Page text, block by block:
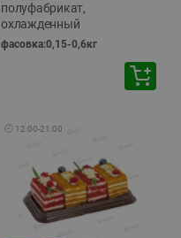
полуфабрикат,
охлажденный
фасовка:0,15-0,6кг
🕘 12:00-21:00